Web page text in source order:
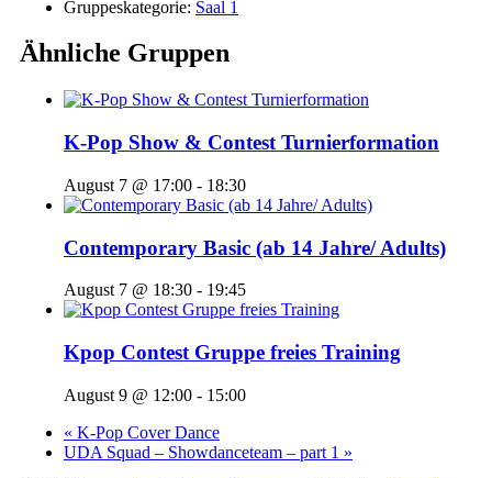
Gruppeskategorie: Saal 1
Ähnliche Gruppen
K-Pop Show & Contest Turnierformation
August 7 @ 17:00 - 18:30
Contemporary Basic (ab 14 Jahre/ Adults)
August 7 @ 18:30 - 19:45
Kpop Contest Gruppe freies Training
August 9 @ 12:00 - 15:00
« K-Pop Cover Dance
UDA Squad – Showdanceteam – part 1 »